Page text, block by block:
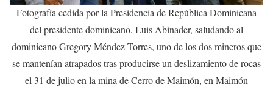
Fotografía cedida por la Presidencia de República Dominicana
del presidente dominicano, Luis Abinader, saludando al
dominicano Gregory Méndez Torres, uno de los dos mineros que
se mantenían atrapados tras producirse un deslizamiento de rocas
el 31 de julio en la mina de Cerro de Maimón, en Maimón